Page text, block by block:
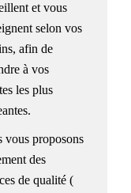
et vous
selon vos
afin de
à vos
les plus
vous proposons
des
de qualité (